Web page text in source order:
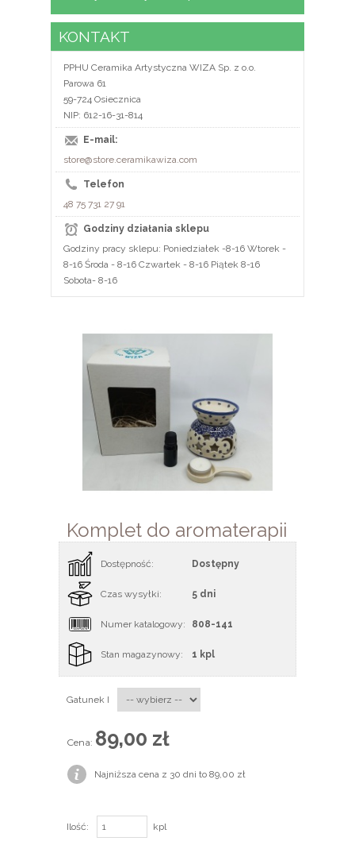
KONTAKT
PPHU Ceramika Artystyczna WIZA Sp. z o.o.
Parowa 61
59-724 Osiecznica
NIP: 612-16-31-814
E-mail:
store@store.ceramikawiza.com
Telefon
48 75 731 27 91
Godziny działania sklepu
Godziny pracy sklepu: Poniedziałek -8-16 Wtorek -
8-16 Środa - 8-16 Czwartek - 8-16 Piątek 8-16
Sobota- 8-16
Komplet do aromaterapii
Dostępność: Dostępny
Czas wysyłki: 5 dni
Numer katalogowy: 808-141
Stan magazynowy: 1 kpl
Gatunek I
Cena: 89,00 zł
Najniższa cena z 30 dni to 89,00 zł
Ilość: kpl